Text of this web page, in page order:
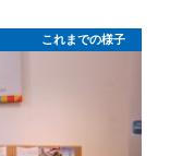
これまでの様子